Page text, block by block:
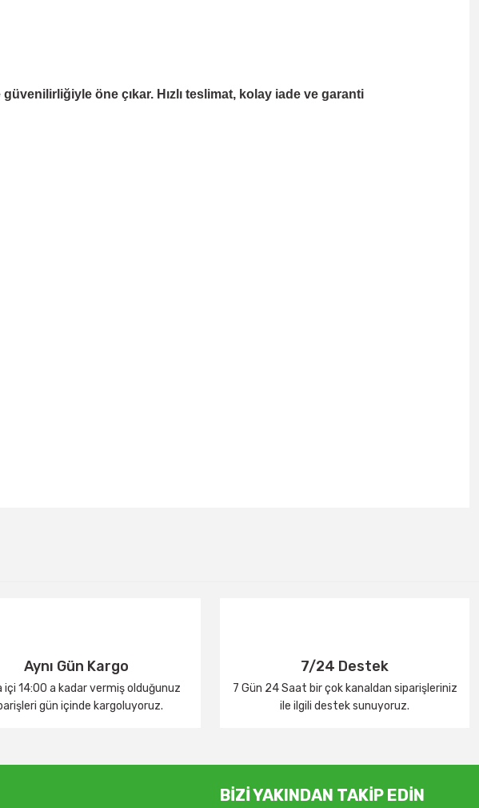
öne çıkar. Hızlı teslimat, kolay iade ve garanti
Aynı Gün Kargo
içi 14:00 a kadar vermiş olduğunuz
gün içinde kargoluyoruz.
7/24 Destek
7 Gün 24 Saat bir çok kanaldan siparişleriniz
ile ilgili destek sunuyoruz.
BİZİ YAKINDAN TAKİP EDİN